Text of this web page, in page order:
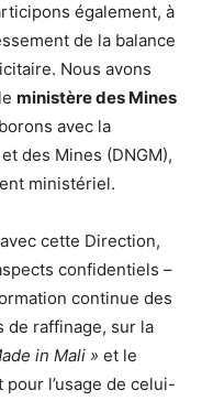
également, à
de la balance
Nous avons
ministère des Mines
avec la
des Mines (DNGM),
ministériel.
cette Direction,
confidentiels –
continue des
de raffinage, sur la
in Mali » et le
pour l’usage de celui-